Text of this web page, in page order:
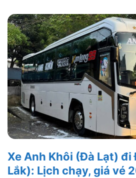
Xe Anh Khôi (Đà Lạt)
Lắk): Lịch chạy, giá vé